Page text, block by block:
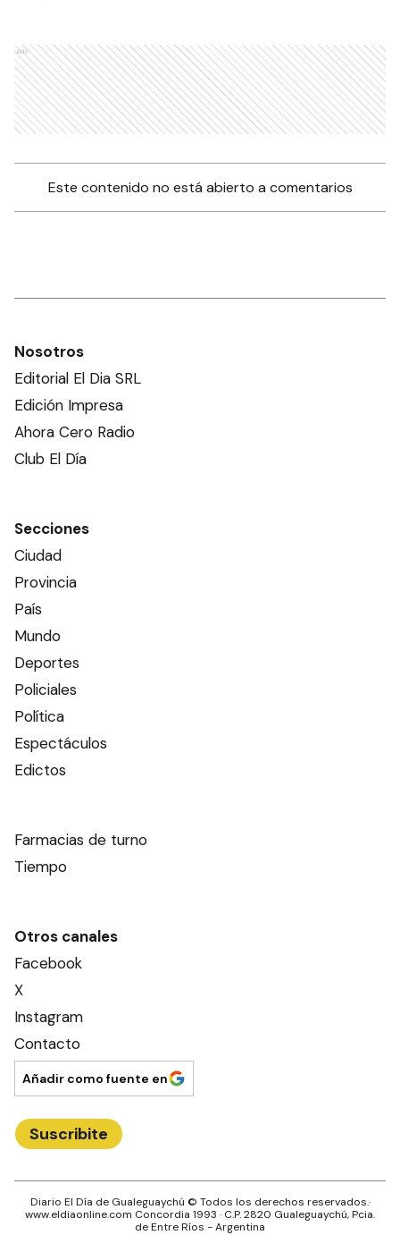
Ads
Este contenido no está abierto a comentarios
Nosotros
Editorial El Dia SRL
Edición Impresa
Ahora Cero Radio
Club El Día
Secciones
Ciudad
Provincia
País
Mundo
Deportes
Policiales
Política
Espectáculos
Edictos
Farmacias de turno
Tiempo
Otros canales
Facebook
X
Instagram
Contacto
Añadir como fuente en
Suscribite
Diario El Día de Gualeguaychú © Todos los derechos reservados.·
www.eldiaonline.com Concordia 1993 · C.P.2820 Gualeguaychú, Pcia.
deEntre Ríos - Argentina